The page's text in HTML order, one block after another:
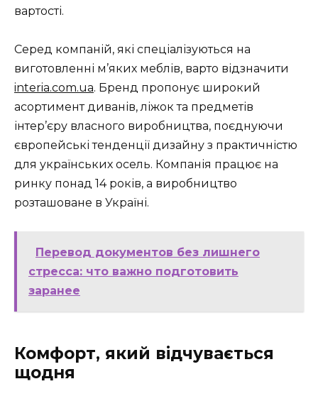
вартості.
Серед компаній, які спеціалізуються на
виготовленні м’яких меблів, варто відзначити
interia.com.ua. Бренд пропонує широкий
асортимент диванів, ліжок та предметів
інтер’єру власного виробництва, поєднуючи
європейські тенденції дизайну з практичністю
для українських осель. Компанія працює на
ринку понад 14 років, а виробництво
розташоване в Україні.
Перевод документов без лишнего
стресса: что важно подготовить
заранее
Комфорт, який відчувається
щодня